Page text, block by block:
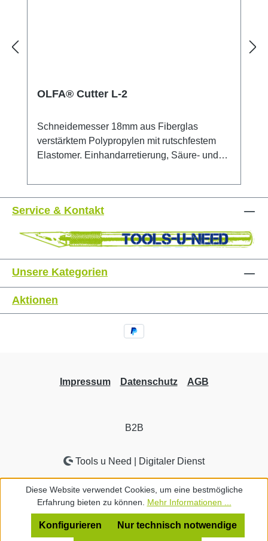
OLFA® Cutter L-2
Schneidemesser 18mm aus Fiberglas
verstärktem Polypropylen mit rutschfestem
Elastomer. Einhandarretierung, Säure- und
Feststellrad. Sicherheitshinweis: Dieses
Messer ist äußerst scharf! Nur für erfahrene
Nutzer empfohlen. Unbedingt außerhalb der
Service & Kontakt
Unsere Kategorien
Aktionen
Impressum Datenschutz AGB
B2B
Tools u Need | Digitaler Dienst
Diese Website verwendet Cookies, um eine bestmögliche
Erfahrung bieten zu können. Mehr Informationen ...
Nur technisch notwendige
Konfigurieren